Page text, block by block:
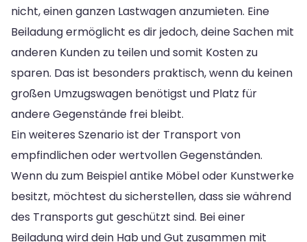
nicht, einen ganzen Lastwagen anzumieten. Eine
Beiladung ermöglicht es dir jedoch, deine Sachen mit
anderen Kunden zu teilen und somit Kosten zu
sparen. Das ist besonders praktisch, wenn du keinen
großen Umzugswagen benötigst und Platz für
andere Gegenstände frei bleibt.
Ein weiteres Szenario ist der Transport von
empfindlichen oder wertvollen Gegenständen.
Wenn du zum Beispiel antike Möbel oder Kunstwerke
besitzt, möchtest du sicherstellen, dass sie während
des Transports gut geschützt sind. Bei einer
Beiladung wird dein Hab und Gut zusammen mit